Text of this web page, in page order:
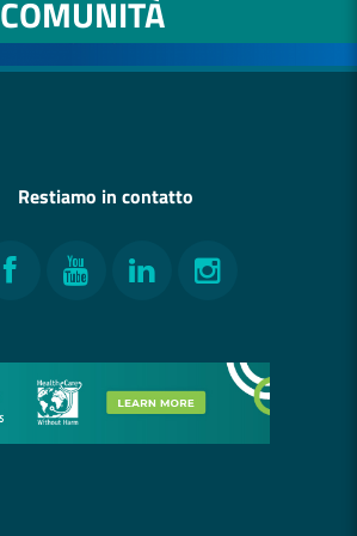
COMUNITÀ
Restiamo in contatto
Facebook
YouTubeLinkedInInstagram